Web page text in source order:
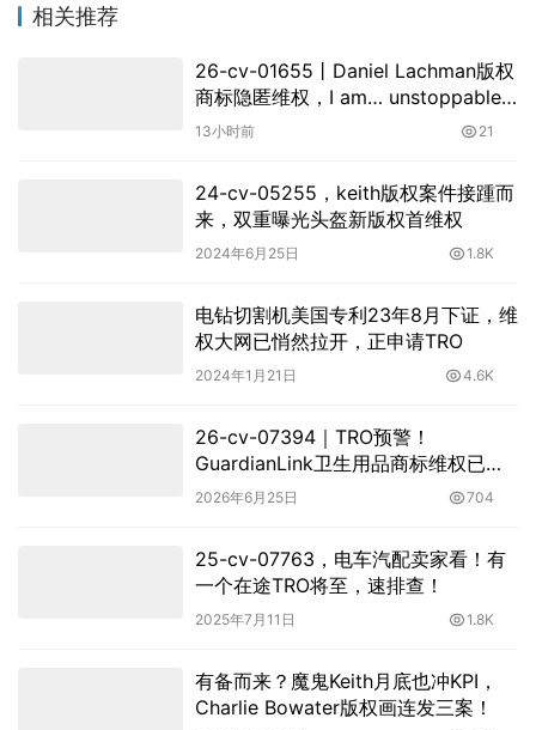
相关推荐
26-cv-01655㇑Daniel Lachman版权
商标隐匿维权，I am… unstoppable
恐龙图高危
13小时前 21
24-cv-05255，keith版权案件接踵而
来，双重曝光头盔新版权首维权
2024年6月25日 1.8K
电钻切割机美国专利23年8月下证，维
权大网已悄然拉开，正申请TRO
2024年1月21日 4.6K
26-cv-07394｜TRO预警！
GuardianLink卫生用品商标维权已立
案
2026年6月25日 704
25-cv-07763，电车汽配卖家看！有
一个在途TRO将至，速排查！
2025年7月11日 1.8K
有备而来？魔鬼Keith月底也冲KPI，
Charlie Bowater版权画连发三案！